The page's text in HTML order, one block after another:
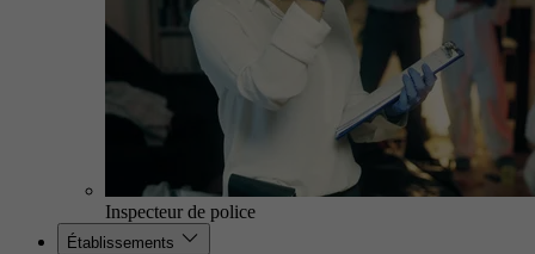
Inspecteur de police
Établissements